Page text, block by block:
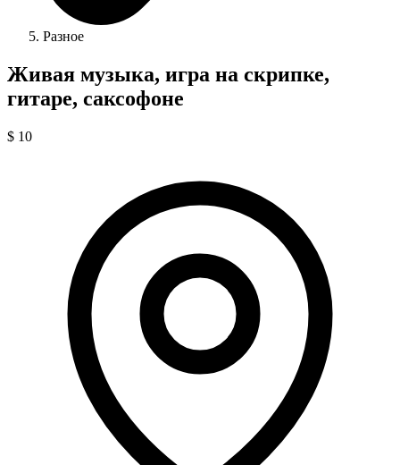
Разное
Живая музыка, игра на скрипке,
гитаре, саксофоне
$ 10